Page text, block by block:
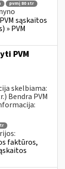
pvmį 80 str
sąskaitos
» PVM
PVM
skelbiama:
Bendra PVM
faktūros,